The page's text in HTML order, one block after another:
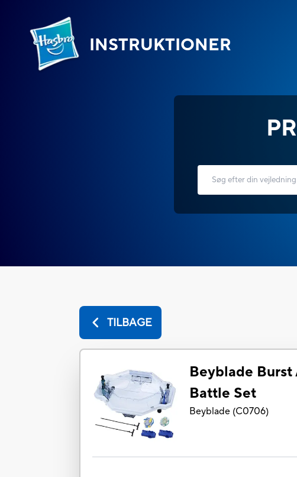
INSTRUKTIONER
TILBAGE
Beyblade
Battle Set
Beyblade (C0706)